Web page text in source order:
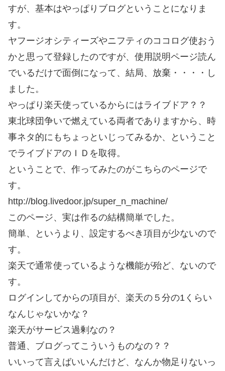
すが、基本はやっぱりブログということになりま
す。
ヤフージオシティーズやニフティのココログ使おう
かと思って登録したのですが、使用説明ページ読ん
でいるだけで面倒になって、結局、放棄・・・・し
ました。
やっぱり楽天使っているからにはライブドア？？
東北球団争いで燃えている両者でありますから、時
事ネタ的にもちょっといじってみるか、ということ
でライブドアのＩＤを取得。
ということで、作ってみたのがこちらのページで
す。
http://blog.livedoor.jp/super_n_machine/
このページ、実は作るの結構簡単でした。
簡単、というより、設定するべき項目が少ないので
す。
楽天で通常使っているような機能が殆ど、ないので
す。
ログインしてからの項目が、楽天の５分の1くらい
なんじゃないかな？
楽天がサービス過剰なの？
普通、ブログってこういうものなの？？
いいって言えばいいんだけど、なんか物足りないっ